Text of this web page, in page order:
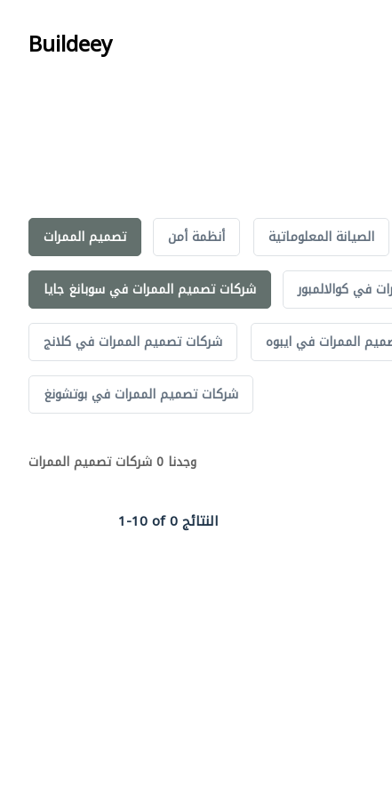
Buildeey
تصميم الممرات أنظمة أمن الصيانة المعلوماتية
شركات تصميم الممرات في سوبانغ جايا في كوالالمبور
شركات تصميم الممرات في كلانج الممرات في ايبوه
شركات تصميم الممرات في بوتشونغ
وجدنا 0 شركات تصميم الممرات
1-10 of 0 النتائج